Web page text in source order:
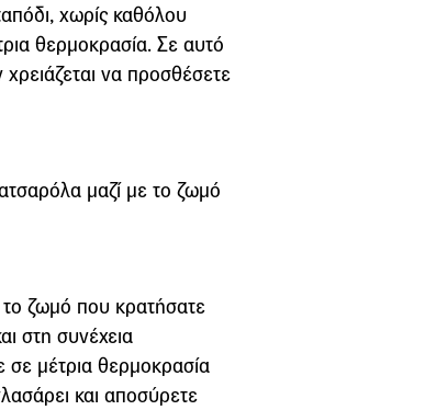
χωρίς καθόλου
θερμοκρασία. Σε αυτό
να προσθέσετε
μαζί με το ζωμό
ζωμό που κρατήσατε
στη συνέχεια
σε μέτρια θερμοκρασία
και αποσύρετε